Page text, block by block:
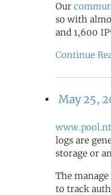
Our
so with
and 1,600
Continue
May 25,
logs are
storage or
The
to track